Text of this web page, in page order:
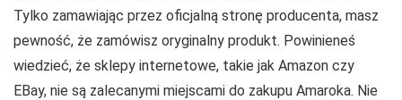
Tylko zamawiając przez oficjalną stronę producenta, masz
pewność, że zamówisz oryginalny produkt. Powinieneś
wiedzieć, że sklepy internetowe, takie jak Amazon czy
EBay, nie są zalecanymi miejscami do zakupu Amaroka. Nie